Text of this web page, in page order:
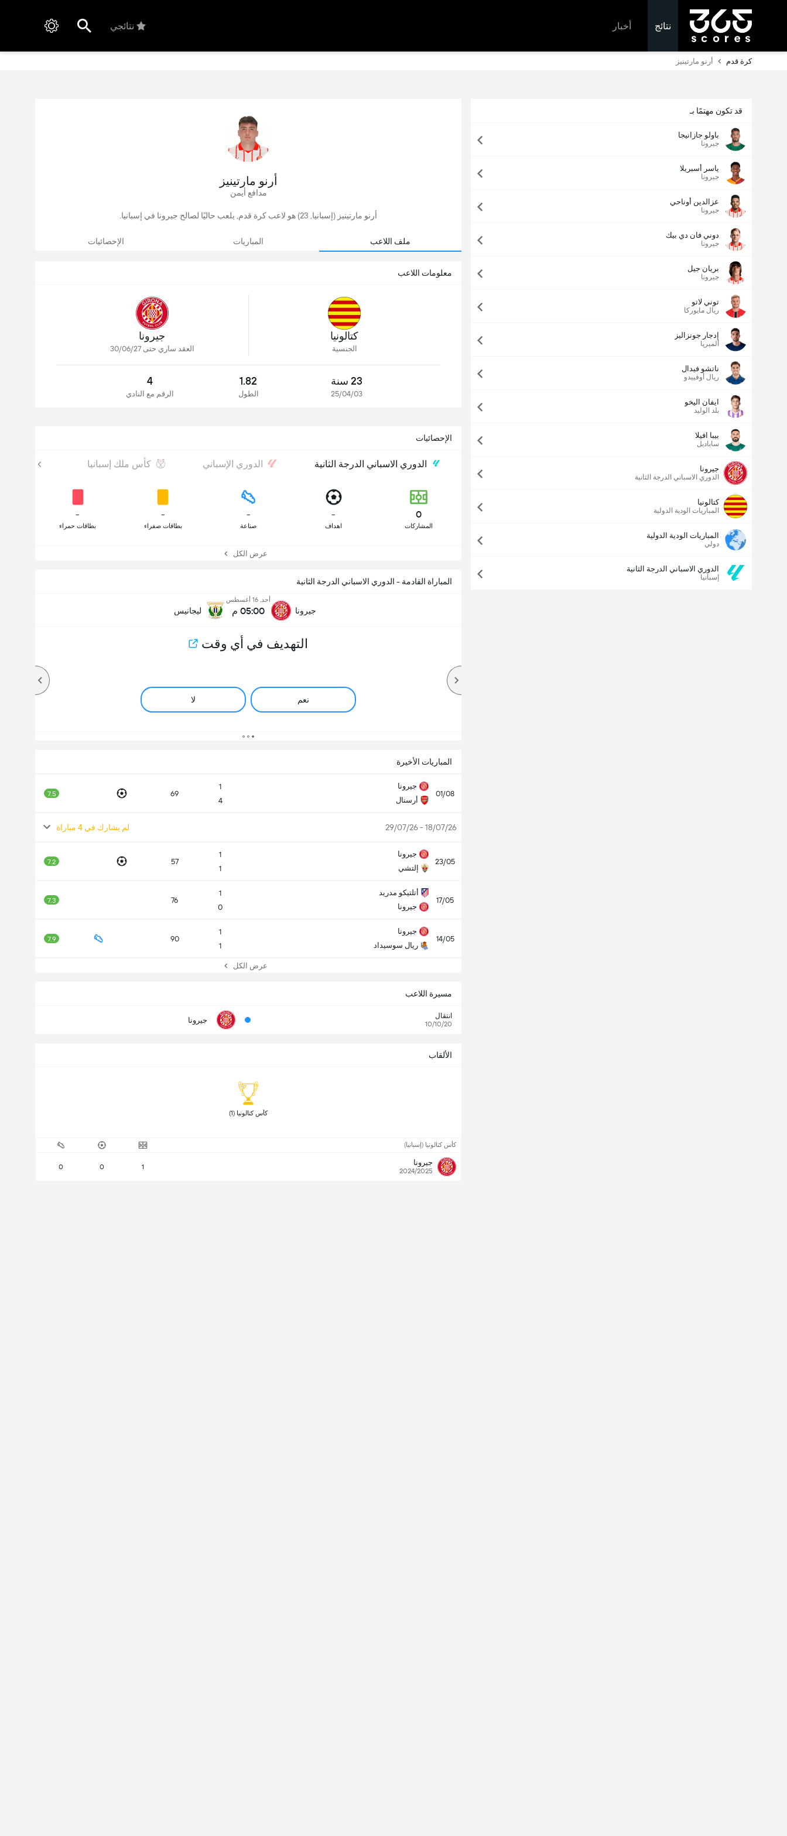
نتائج أخبار نتائجي
كرة قدم أرنو مارتينيز
قد تكون مهتمًا بـ
باولو جازانيجا
جيرونا
ياسر أسبريلا
جيرونا
عزالدين أوناحي
جيرونا
دوني فان دي بيك
جيرونا
بريان جيل
جيرونا
توني لاتو
ريال مايوركا
إدجار جونزاليز
ألميريا
ناتشو فيدال
ريال أوفييدو
ايفان اليخو
بلد الوليد
بيبا افيلا
ساباديل
جيرونا
الدوري الاسباني الدرجة الثانية
كتالونيا
المباريات الودية الدولية
المباريات الودية الدولية
دولي
الدوري الاسباني الدرجة الثانية
إسبانيا
أرنو مارتينيز
مدافع أيمن
أرنو مارتينيز (إسبانيا, 23) هو لاعب كرة قدم, يلعب حاليًا لصالح جيرونا في إسبانيا.
ملف اللاعب المباريات الإحصائيات
معلومات اللاعب
كتالونيا
الجنسية
جيرونا
العقد ساري حتى 30/06/27
23 سنة
25/04/03
1.82
الطول
4
الرقم مع النادي
الإحصائيات
الدوري الاسباني الدرجة الثانية الدوري الإسباني كأس ملك إسبانيا
0
المشاركات
-
اهداف
-
صناعة
-
بطاقات صفراء
-
بطاقات حمراء
عرض الكل
المباراة القادمة - الدوري الاسباني الدرجة الثانية
جيرونا
أحد, 16 أغسطس
05:00 م ليجانيس
التهديف في أي وقت
نعم لا
المباريات الأخيرة
01/08
جيرونا
أرسنال
1
4
69
7.5
18/07/26 - 29/07/26 لم يشارك في 4 مباراة
23/05
جيرونا
إلتشي
1
1
57
7.2
17/05
أتلتيكو مدريد
جيرونا
1
0
76
7.3
14/05
جيرونا
ريال سوسيداد
1
1
90
7.9
عرض الكل
مسيرة اللاعب
انتقال
10/10/20
جيرونا
الألقاب
كأس كتالونيا (1)
كأس كتالونيا (إسبانيا)
جيرونا
2024/2025
1
0
0